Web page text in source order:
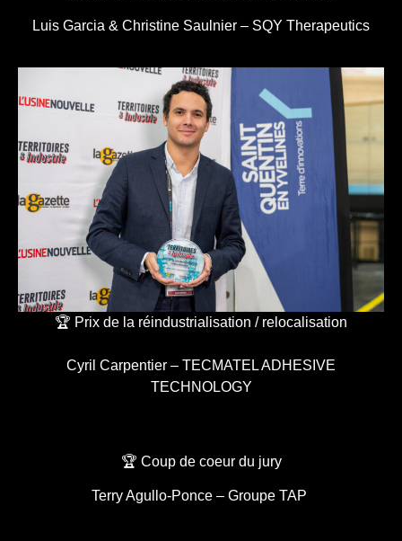
Luis Garcia & Christine Saulnier – SQY Therapeutics
🏆 Prix de la réindustrialisation / relocalisation
Cyril Carpentier – TECMATEL ADHESIVE
TECHNOLOGY
🏆 Coup de coeur du jury
Terry Agullo-Ponce – Groupe TAP